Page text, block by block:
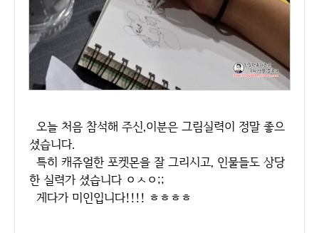
오늘 처음 참석해 주신,이분은 그림실력이 정말 좋으
셨습니다.
특히 캐쥬얼한 포켓몬을 잘 그리시고, 인물들도 상당
한 실력가 셨습니다 ㅇㅅㅇ;;
게다가 미인입니다!!!! ㅎㅎㅎㅎ